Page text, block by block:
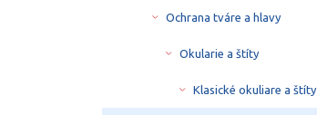
Ochrana tváre a hlavy
Okularie a štíty
Klasické okuliare a štíty